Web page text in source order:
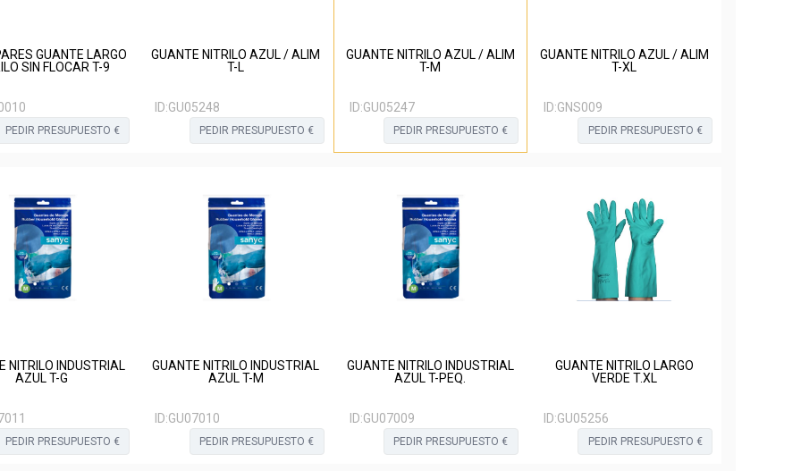
GUANTE LARGO
SIN FLOCAR T-9
PEDIR PRESUPUESTO €
GUANTE NITRILO AZUL / ALIM
T-L
ID:GU05248
PEDIR PRESUPUESTO €
GUANTE NITRILO AZUL / ALIM
T-M
ID:GU05247
PEDIR PRESUPUESTO €
GUANTE NITRILO AZUL / ALIM
T-XL
ID:GNS009
PEDIR PRESUPUESTO €
NITRILO INDUSTRIAL
AZUL T-G
PEDIR PRESUPUESTO €
GUANTE NITRILO INDUSTRIAL
AZUL T-M
ID:GU07010
PEDIR PRESUPUESTO €
GUANTE NITRILO INDUSTRIAL
AZUL T-PEQ.
ID:GU07009
PEDIR PRESUPUESTO €
GUANTE NITRILO LARGO
VERDE T.XL
ID:GU05256
PEDIR PRESUPUESTO €